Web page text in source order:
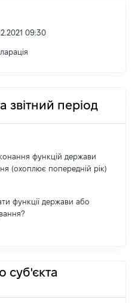
09:30
звітний період
функцій держави
(охоплює попередній рік)
функції держави або
суб'єкта